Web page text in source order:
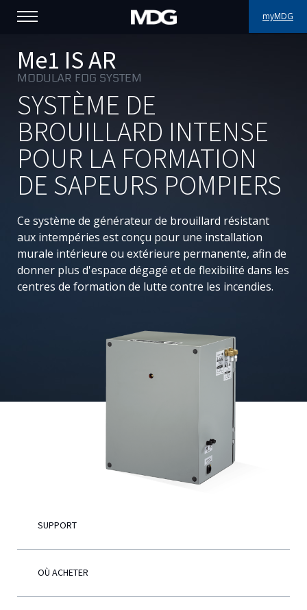
myMDG
PRODUITS
SUPPORT
PORTFOLIO
À PROPOS
OÙ ACHETER
RENCONTREZ-NOUS
ACTUALITÉS
Contactez-nous
Me1 IS AR
MODULAR FOG SYSTEM
SYSTÈME DE
BROUILLARD INTENSE
POUR LA FORMATION
DE SAPEURS POMPIERS
Ce système de générateur de brouillard résistant
aux intempéries est conçu pour une installation
murale intérieure ou extérieure permanente, afin de
donner plus d'espace dégagé et de flexibilité dans les
centres de formation de lutte contre les incendies.
SUPPORT
OÙ ACHETER